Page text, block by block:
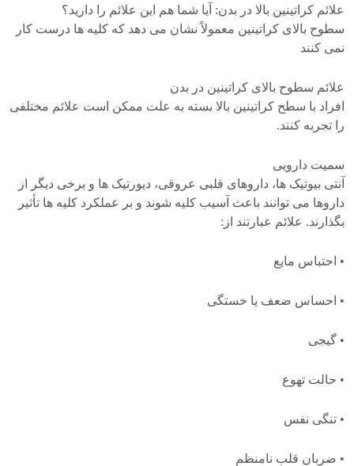
علائم کراتینین بالا در بدن: آیا شما هم این علائم را دارید؟
سطوح بالای کراتینین معمولاً نشان می دهد که کلیه ها درست کار
نمی کنند
علائم سطوح بالای کراتینین در بدن
افراد با سطح کراتینین بالا بسته به علت ممکن است علائم مختلفی
را تجربه کنند.
سمیت دارویی
آنتی بیوتیک ها، داروهای قلبی عروقی، دیورتیک ها و برخی دیگر از
داروها می توانند باعث آسیب کلیه شوند و بر عملکرد کلیه ها تأثیر
بگذارند. علائم عبارتند از:
• احتباس مایع
• احساس ضعف یا خستگی
• گیجی
• حالت تهوع
• تنگی نفس
• ضربان قلب نامنظم